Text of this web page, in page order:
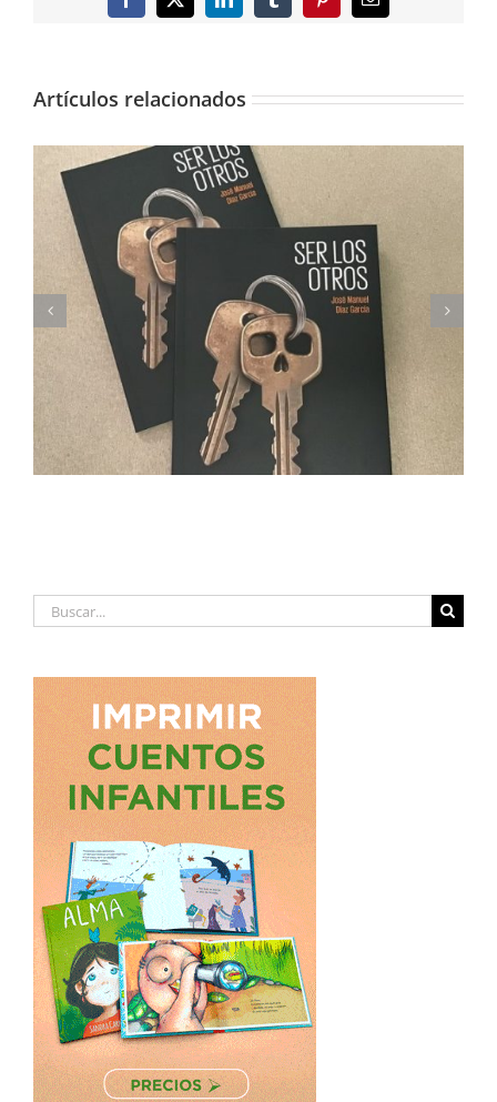
Facebook
X LinkedInTumblrPinterestCorreo
electrónico
Artículos relacionados
Imprimimos Proscripti, la nueva novela de Ian S.
Martin
Buscar: